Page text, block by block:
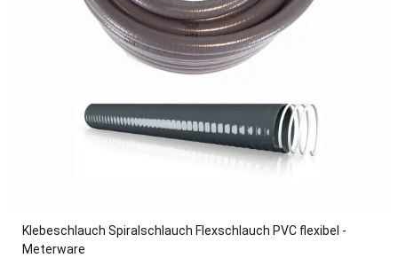
Klebeschlauch Spiralschlauch Flexschlauch PVC flexibel -
Meterware